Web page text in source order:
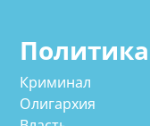
Политика
Криминал
Олигархия